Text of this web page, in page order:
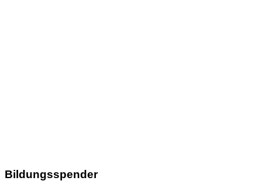
Bildungsspender